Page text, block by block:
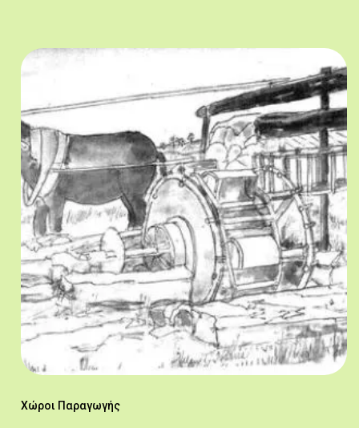
Χώροι Παραγωγής